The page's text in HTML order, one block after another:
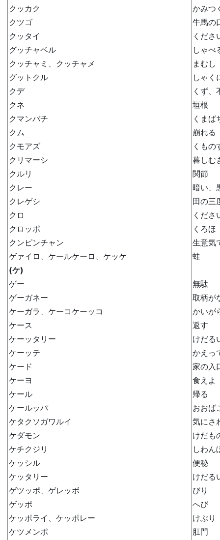
クッカク
かみつ
クツゴ
牛馬の
クッタイ
くださ
グッチャベル
しゃべ
クッチャミ、クッチャメ
まむし
グットクル
しゃく
クデ
くず、
クネ
垣根
クマンバチ
くまば
クム
崩れる
クモアズ
くもの
クリマーシ
暮しむ
クルリ
関節
クレー
暗い、
クレゲシ
田の三
クロ
くださ
クロッポ
くろほ
クンピンチャン
生意気
ゲァイロ、ケールケーロ、ケッケ
蛙
(ケ)
ゲー
無駄
ゲーガネー
取柄が
ケーガラ、ケーコケーッコ
かいが
ケース
返す
ケーッタリー
けだる
ケーッテ
かえっ
ケード
家の入
ケーヨ
食えよ
ケール
帰る
ケールッパ
おおば
ケタクソガワルイ
気にさ
ケダモン
けだも
ケチクジリ
しわん
ケッシル
便秘
ケッタリー
けだる
ゲツッポ、ゲレッボ
びり
ゲッポ
へび
ケッポライ、ケッポレー
けぶり
ケツメンポ
肛門